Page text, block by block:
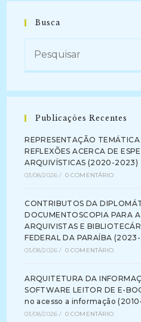
Busca
Publicações Recentes
REPRESENTAÇÃO
REFLEXÕES ACERCA DE
ARQUIVÍSTICAS (2020-2023)
03/08/2026 / 0 COMENTÁRIO
CONTRIBUTOS DA
DOCUMENTOSCOPIA PARA
ARQUIVISTAS E
FEDERAL DA PARAÍBA
03/08/2026 / 0 COMENTÁRIO
ARQUITETURA DA
SOFTWARE LEITOR DE E-
no acesso a informação
03/08/2026 / 0 COMENTÁRIO